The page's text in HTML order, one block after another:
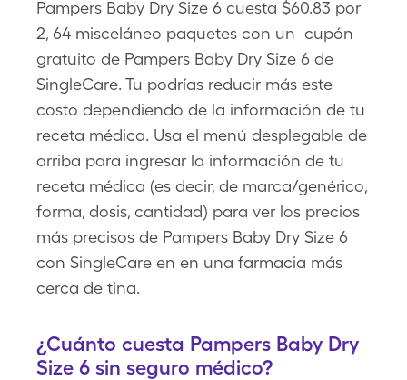
Pampers Baby Dry Size 6 cuesta $60.83 por
2, 64 misceláneo paquetes con un cupón
gratuito de Pampers Baby Dry Size 6 de
SingleCare. Tu podrías reducir más este
costo dependiendo de la información de tu
receta médica. Usa el menú desplegable de
arriba para ingresar la información de tu
receta médica (es decir, de marca/genérico,
forma, dosis, cantidad) para ver los precios
más precisos de Pampers Baby Dry Size 6
con SingleCare en en una farmacia más
cerca de tina.
¿Cuánto cuesta Pampers Baby Dry
Size 6 sin seguro médico?